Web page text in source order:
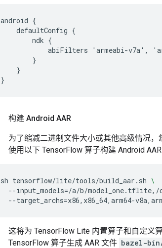
android {
    defaultConfig {
        ndk {
abiFilters 'armeabi-v7a',
        }
    }
构建 Android AAR
为了缩减二进制文件大小或其他高级情况
使用以下 TensorFlow 算子构建 Android AAR
sh tensorflow/lite/tools/build_aar.sh \
--input_models=/a/b/
--target_archs=
这将为 TensorFlow Lite 内置算子和自定义
TensorFlow 算子生成 AAR 文件 bazel-